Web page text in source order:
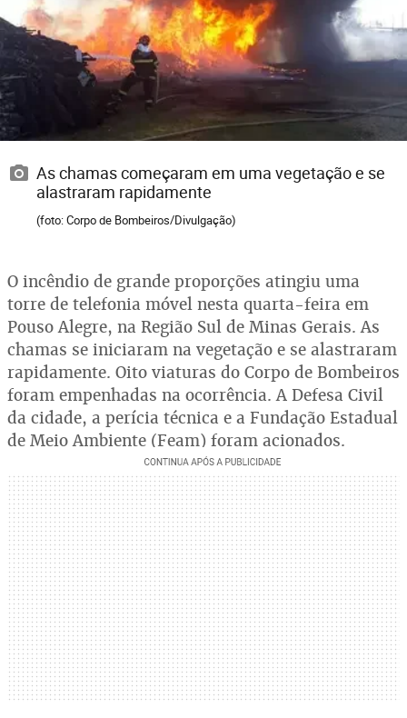
As chamas começaram em uma vegetação e se
alastraram rapidamente
(foto: Corpo de Bombeiros/Divulgação)
O incêndio de grande proporções atingiu uma
torre de telefonia móvel nesta quarta-feira em
Pouso Alegre, na Região Sul de Minas Gerais. As
chamas se iniciaram na vegetação e se alastraram
rapidamente. Oito viaturas do Corpo de Bombeiros
foram empenhadas na ocorrência. A Defesa Civil
da cidade, a perícia técnica e a Fundação Estadual
de Meio Ambiente (Feam) foram acionados.